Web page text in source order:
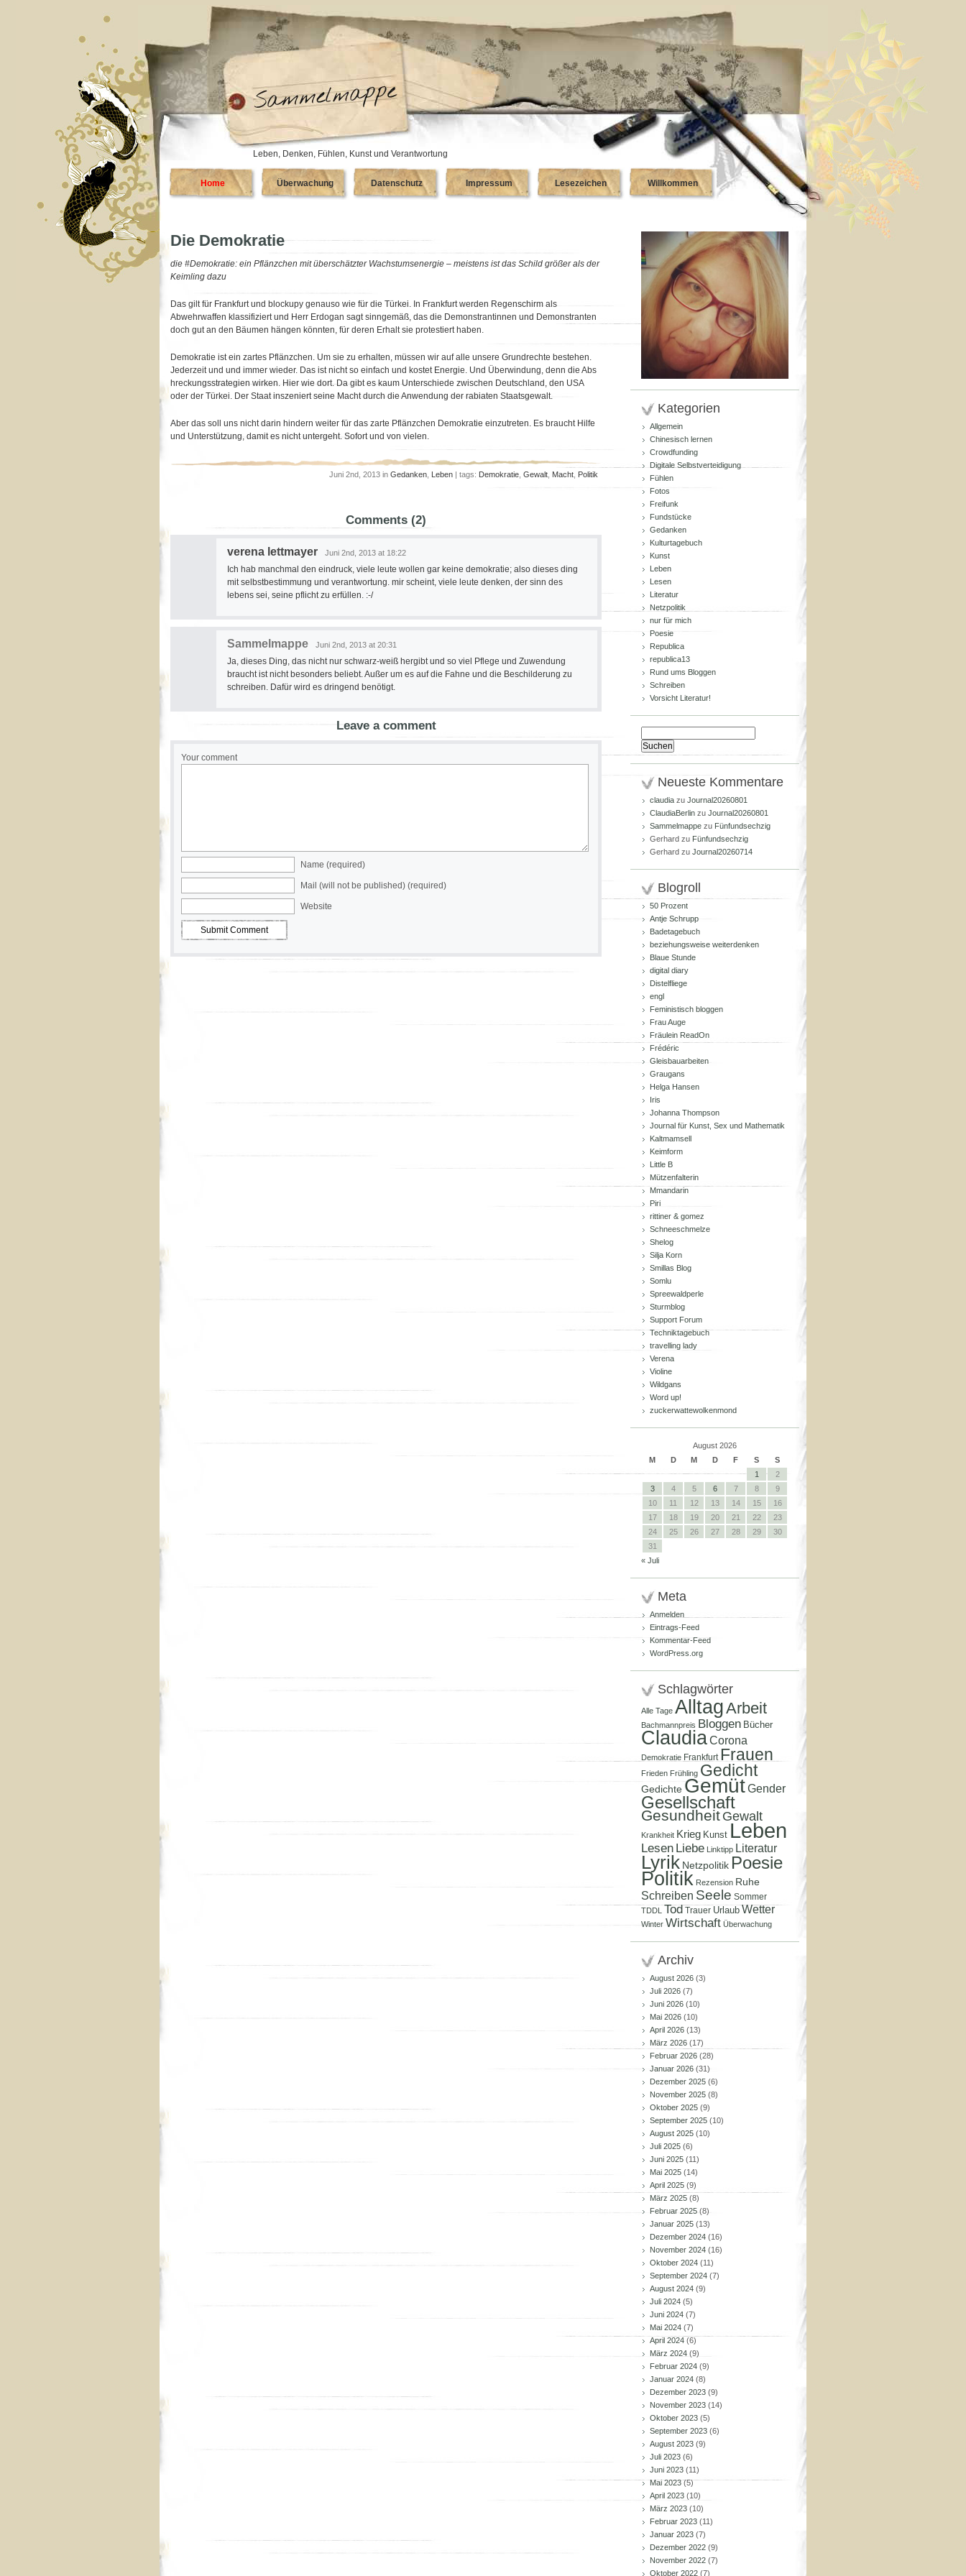
Leben, Denken, Fühlen, Kunst und Verantwortung
Home Überwachung Datenschutz Impressum Lesezeichen Willkommen
Die Demokratie
die #Demokratie: ein Pflänzchen mit überschätzter Wachstumsenergie – meistens ist das Schild größer als der
Keimling dazu
Das gilt für Frankfurt und blockupy genauso wie für die Türkei. In Frankfurt werden Regenschirm als
Abwehrwaffen klassifiziert und Herr Erdogan sagt sinngemäß, das die Demonstrantinnen und Demonstranten
doch gut an den Bäumen hängen könnten, für deren Erhalt sie protestiert haben.
Demokratie ist ein zartes Pflänzchen. Um sie zu erhalten, müssen wir auf alle unsere Grundrechte bestehen.
Jederzeit und und immer wieder. Das ist nicht so einfach und kostet Energie. Und Überwindung, denn die Abs
hreckungsstrategien wirken. Hier wie dort. Da gibt es kaum Unterschiede zwischen Deutschland, den USA
oder der Türkei. Der Staat inszeniert seine Macht durch die Anwendung der rabiaten Staatsgewalt.
Aber das soll uns nicht darin hindern weiter für das zarte Pflänzchen Demokratie einzutreten. Es braucht Hilfe
und Unterstützung, damit es nicht untergeht. Sofort und von vielen.
Juni 2nd, 2013 in Gedanken Leben | tags: Demokratie Gewalt Macht Politik
Comments (2)
verena lettmayer Juni 2nd, 2013 at 18:22
Ich hab manchmal den eindruck, viele leute wollen gar keine demokratie; also dieses ding
mit selbstbestimmung und verantwortung. mir scheint, viele leute denken, der sinn des
lebens sei, seine pflicht zu erfüllen. :-/
Sammelmappe Juni 2nd, 2013 at 20:31
Ja, dieses Ding, das nicht nur schwarz-weiß hergibt und so viel Pflege und Zuwendung
braucht ist nicht besonders beliebt. Außer um es auf die Fahne und die Beschilderung zu
schreiben. Dafür wird es dringend benötigt.
Leave a comment
Your comment
Name (required)
Mail (will not be published) (required)
Website
Kategorien
Allgemein
Chinesisch lernen
Crowdfunding
Digitale Selbstverteidigung
Fühlen
Fotos
Freifunk
Fundstücke
Gedanken
Kulturtagebuch
Kunst
Leben
Lesen
Literatur
Netzpolitik
nur für mich
Poesie
Republica
republica13
Rund ums Bloggen
Schreiben
Vorsicht Literatur!
nach:
Neueste Kommentare
claudia zu Journal20260801
ClaudiaBerlin zu Journal20260801
Sammelmappe zu Fünfundsechzig
Gerhard zu Fünfundsechzig
Gerhard zu Journal20260714
Blogroll
50 Prozent
Antje Schrupp
Badetagebuch
beziehungsweise weiterdenken
Blaue Stunde
digital diary
Distelfliege
engl
Feministisch bloggen
Frau Auge
Fräulein ReadOn
Frédéric
Gleisbauarbeiten
Graugans
Helga Hansen
Iris
Johanna Thompson
Journal für Kunst, Sex und Mathematik
Kaltmamsell
Keimform
Little B
Mützenfalterin
Mmandarin
Piri
rittiner & gomez
Schneeschmelze
Shelog
Silja Korn
Smillas Blog
Somlu
Spreewaldperle
Sturmblog
Support Forum
Techniktagebuch
travelling lady
Verena
Violine
Wildgans
Word up!
zuckerwattewolkenmond
August 2026
M
D M D F S
S
1
2
3
4 5 6 7 8
9
10
11 12 13 14 15
16
17
18 19 20 21 22
23
24
25 26 27 28 29
30
31
« Juli
Meta
Anmelden
Eintrags-Feed
Kommentar-Feed
WordPress.org
Schlagwörter
Alle Tage AlltagArbeit
Bachmannpreis Bloggen Bücher
ClaudiaCorona
Demokratie Frankfurt Frauen
Frieden Frühling Gedicht
Gedichte GemütGender
Gesellschaft
Gesundheit Gewalt
Krankheit Krieg Kunst Leben
Lesen Liebe Linktipp Literatur
Lyrik Netzpolitik Poesie
Politik Rezension Ruhe
Schreiben Seele Sommer
TDDL Tod Trauer Urlaub Wetter
Winter Wirtschaft Überwachung
Archiv
August 2026 (3)
Juli 2026 (7)
Juni 2026 (10)
Mai 2026 (10)
April 2026 (13)
März 2026 (17)
Februar 2026 (28)
Januar 2026 (31)
Dezember 2025 (6)
November 2025 (8)
Oktober 2025 (9)
September 2025 (10)
August 2025 (10)
Juli 2025 (6)
Juni 2025 (11)
Mai 2025 (14)
April 2025 (9)
März 2025 (8)
Februar 2025 (8)
Januar 2025 (13)
Dezember 2024 (16)
November 2024 (16)
Oktober 2024 (11)
September 2024 (7)
August 2024 (9)
Juli 2024 (5)
Juni 2024 (7)
Mai 2024 (7)
April 2024 (6)
März 2024 (9)
Februar 2024 (9)
Januar 2024 (8)
Dezember 2023 (9)
November 2023 (14)
Oktober 2023 (5)
September 2023 (6)
August 2023 (9)
Juli 2023 (6)
Juni 2023 (11)
Mai 2023(5)
April 2023 (10)
März 2023 (10)
Februar 2023 (11)
Januar 2023 (7)
Dezember 2022 (9)
November 2022 (7)
Oktober 2022 (7)